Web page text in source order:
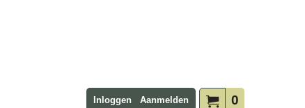
0
Inloggen Aanmelden